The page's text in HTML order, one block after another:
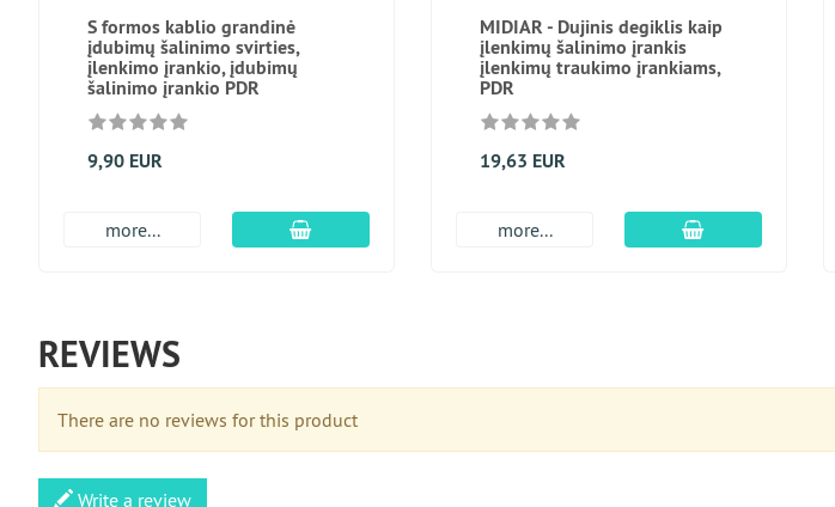
S formos kablio grandinė
įdubimų šalinimo svirties,
įlenkimo įrankio, įdubimų
šalinimo įrankio PDR
9,90 EUR
more... Įdėti į krepšį
MIDIAR - Dujinis degiklis kaip
įlenkimų šalinimo įrankis
įlenkimų traukimo įrankiams,
PDR
19,63 EUR
more... Įdėti į krepšį
REVIEWS
There are no reviews for this product
Write a review